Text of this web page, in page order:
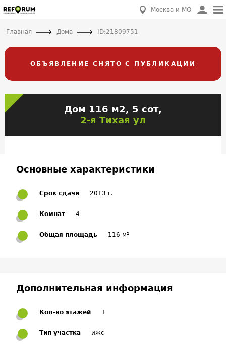
Москва и МО
Главная Дома ID:21809751
ОБЪЯВЛЕНИЕ СНЯТО С ПУБЛИКАЦИИ
Дом 116 м2, 5 сот,
2-я Тихая ул
Основные характеристики
Срок сдачи 2013 г.
Комнат 4
Общая площадь 116 м²
Дополнительная информация
Кол-во этажей 1
Тип участка ижс